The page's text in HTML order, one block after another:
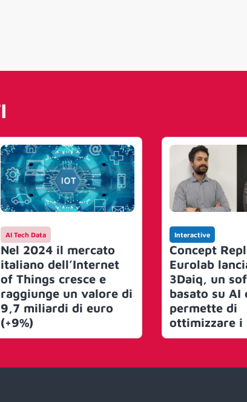
AI Tech Data
Nel 2024 il mercato
italiano dell’Internet
of Things cresce e
raggiunge un valore di
9,7 miliardi di euro
(+9%)
Interactive
Concept
Eurolab
3Daiq, un
basato su AI
permette di
ottimizzare i
produttivi e